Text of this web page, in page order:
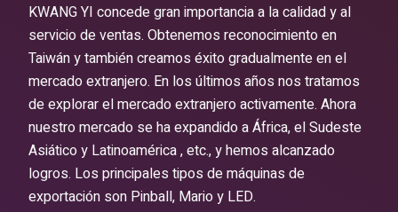
KWANG YI concede gran importancia a la calidad y al
servicio de ventas. Obtenemos reconocimiento en
Taiwán y también creamos éxito gradualmente en el
mercado extranjero. En los últimos años nos tratamos
de explorar el mercado extranjero activamente. Ahora
nuestro mercado se ha expandido a África, el Sudeste
Asiático y Latinoamérica , etc., y hemos alcanzado
logros. Los principales tipos de máquinas de
exportación son Pinball, Mario y LED.